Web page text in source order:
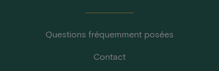
Questions fréquemment posées
Contact